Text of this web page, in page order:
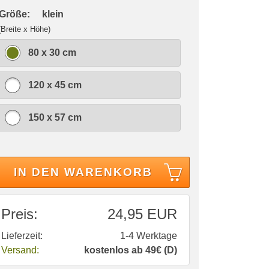
klein
x Höhe)
80 x 30 cm
120 x 45 cm
150 x 57 cm
IN DEN WARENKORB
Preis: 24,95 EUR
Lieferzeit:
1-4 Werktage
Versand:
kostenlos ab 49€ (D)